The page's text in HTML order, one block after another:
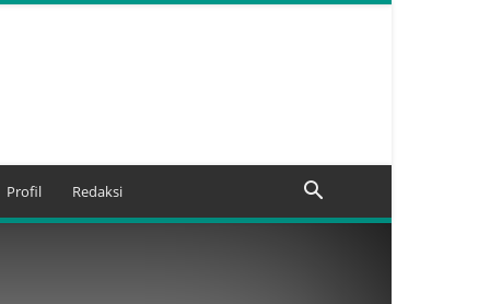
Profil Redaksi